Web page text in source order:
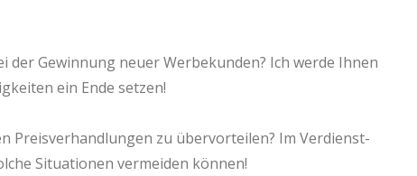
der Gewinnung neuer Werbekunden? Ich werde Ihnen
ein Ende setzen!
Preisverhandlungen zu übervorteilen? Im Verdienst-
Situationen vermeiden können!